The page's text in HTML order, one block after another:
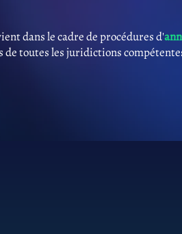
dans le cadre de procédures d'
de toutes les juridictions